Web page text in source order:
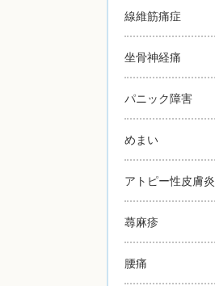
線維筋痛症
坐骨神経痛
パニック障害
めまい
アトピー性皮膚炎
蕁麻疹
腰痛